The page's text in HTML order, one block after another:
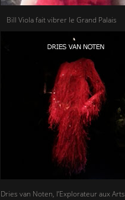
Bill Viola fait vibrer le Grand Palais
Dries van Noten, l’Explorateur aux Arts